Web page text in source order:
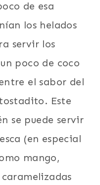
de esa
los helados
servir los
poco de coco
el sabor del
Este
se puede servir
(en especial
mango,